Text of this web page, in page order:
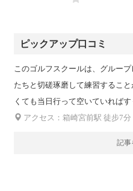
ピックアップ口コミ
このゴルフスクールは、グルー
たちと切磋琢磨して練習するこ
くても当日行って空いていれば
アクセス：箱崎宮前駅 徒步7分
記事